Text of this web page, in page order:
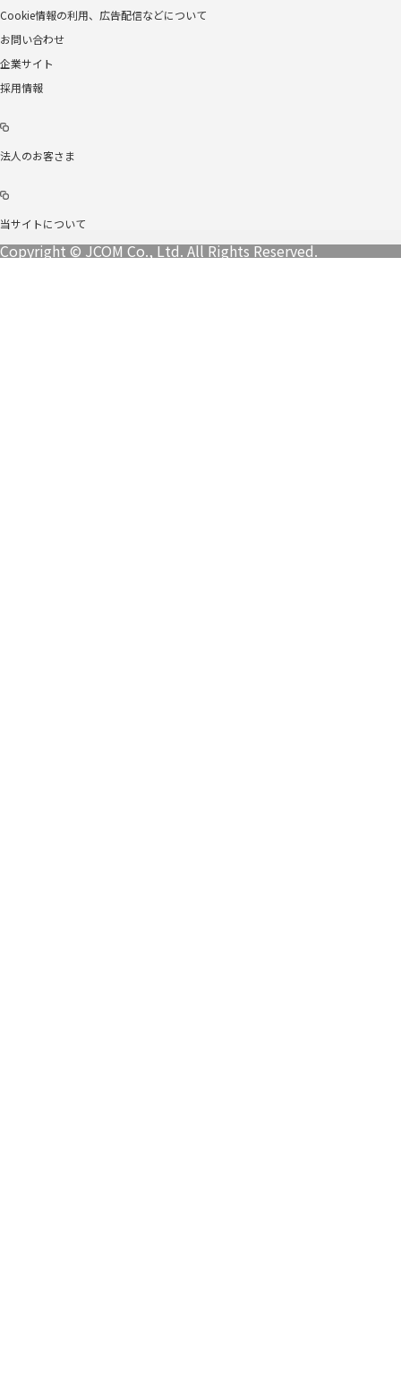
Cookie情報の利用、広告配信などについて
お問い合わせ
企業サイト
採用情報
法人のお客さま
当サイトについて
Copyright © JCOM Co., Ltd. All Rights Reserved.